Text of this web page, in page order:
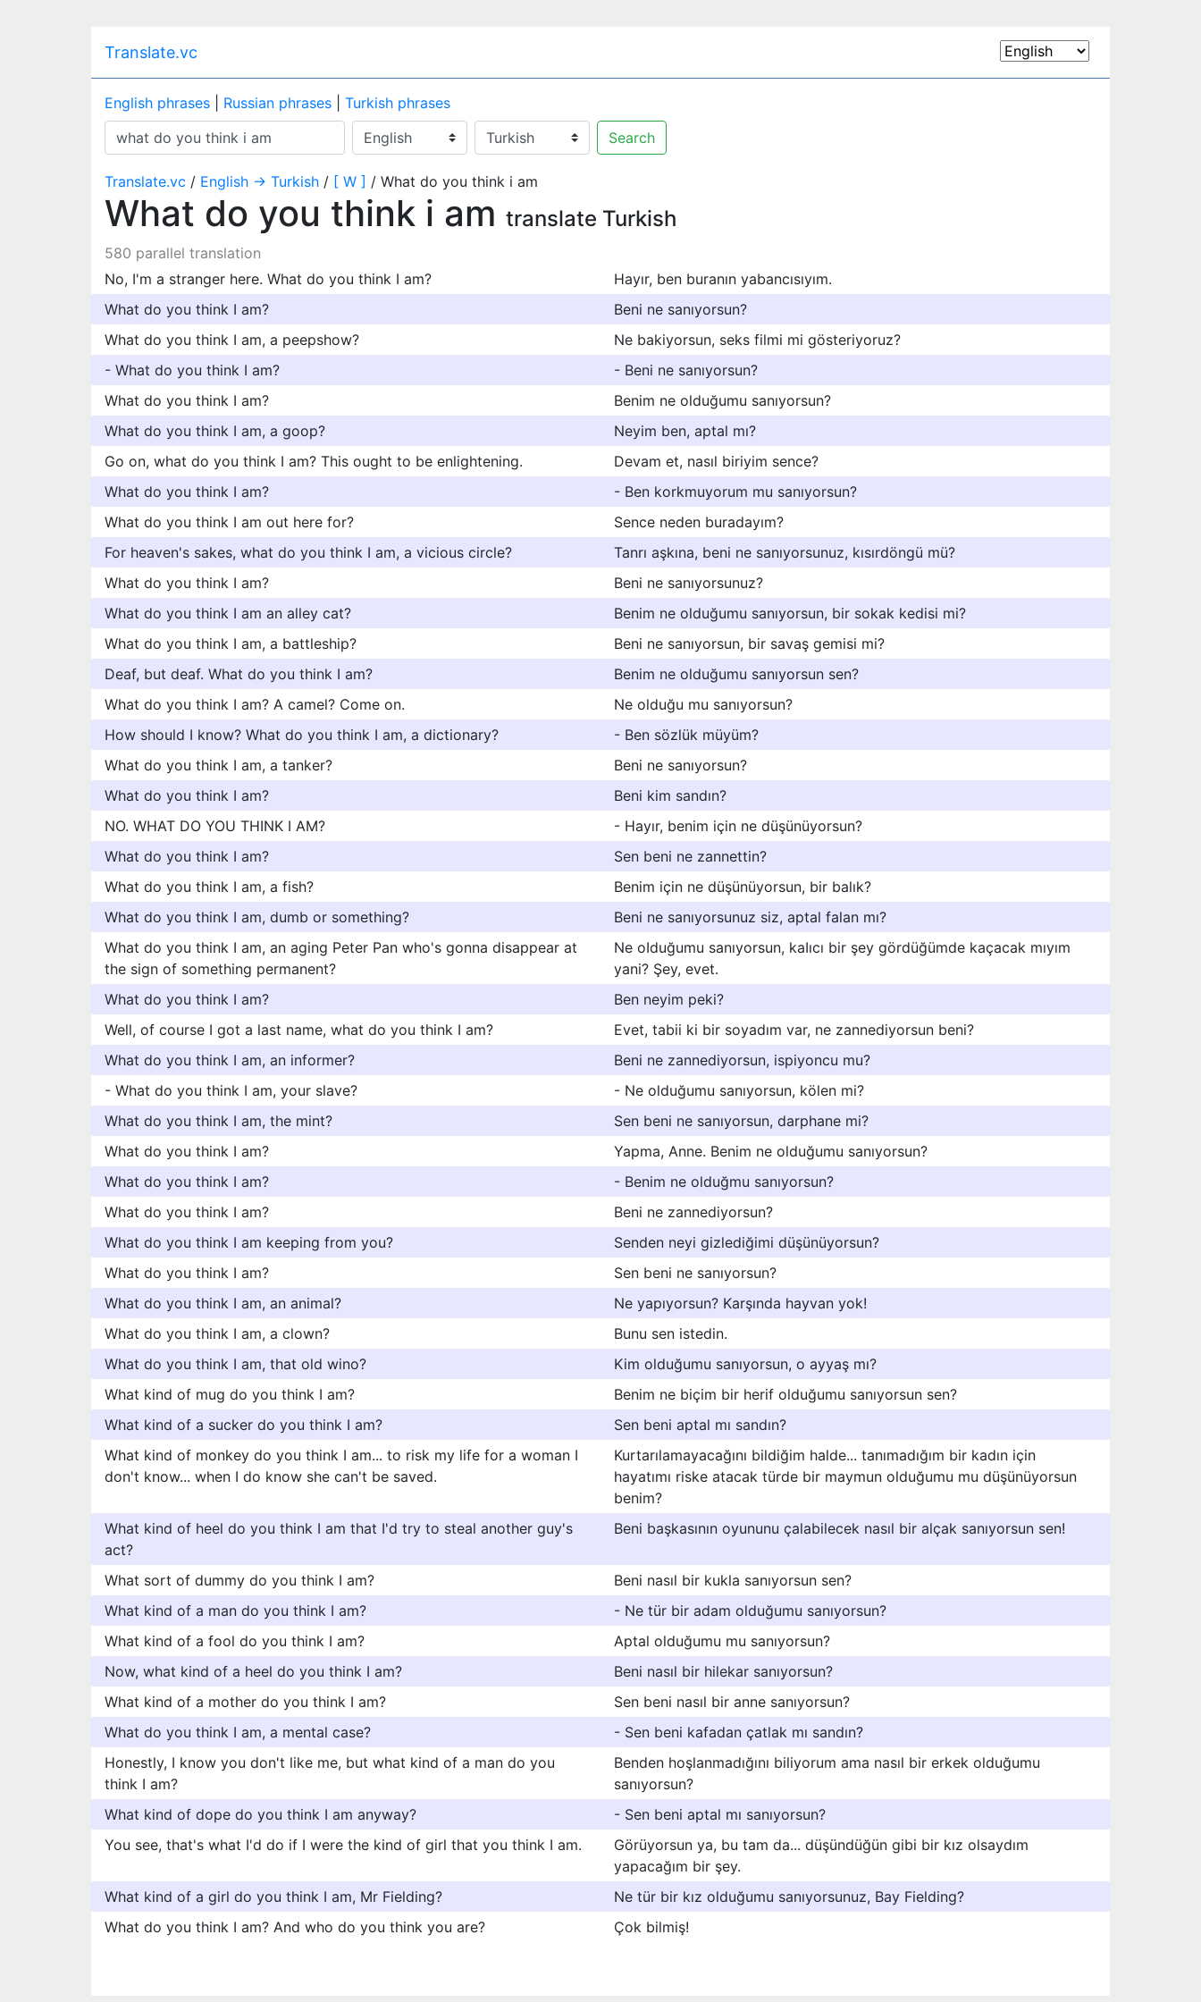
Translate.vc
English phrases Russian phrases
Turkish phrases
Search
Translate.vc / English → Turkish / [ W ] / What do you think i am
What do you think i am translate Turkish
580 parallel translation
No, I'm a stranger here. What do you think I am?
Hayır, ben buranın yabancısıyım.
What do you think I am?
Beni ne sanıyorsun?
What do you think I am, a peepshow?
Ne bakiyorsun, seks filmi mi gösteriyoruz?
- What do you think I am?
- Beni ne sanıyorsun?
What do you think I am?
Benim ne olduğumu sanıyorsun?
What do you think I am, a goop?
Neyim ben, aptal mı?
Go on, what do you think I am? This ought to be enlightening.
Devam et, nasıl biriyim sence?
What do you think I am?
- Ben korkmuyorum mu sanıyorsun?
What do you think I am out here for?
Sence neden buradayım?
For heaven's sakes, what do you think I am, a vicious circle?
Tanrı aşkına, beni ne sanıyorsunuz, kısırdöngü mü?
What do you think I am?
Beni ne sanıyorsunuz?
What do you think I am an alley cat?
Benim ne olduğumu sanıyorsun, bir sokak kedisi mi?
What do you think I am, a battleship?
Beni ne sanıyorsun, bir savaş gemisi mi?
Deaf, but deaf. What do you think I am?
Benim ne olduğumu sanıyorsun sen?
What do you think I am? A camel? Come on.
Ne olduğu mu sanıyorsun?
How should I know? What do you think I am, a dictionary?
- Ben sözlük müyüm?
What do you think I am, a tanker?
Beni ne sanıyorsun?
What do you think I am?
Beni kim sandın?
NO. WHAT DO YOU THINK I AM?
- Hayır, benim için ne düşünüyorsun?
What do you think I am?
Sen beni ne zannettin?
What do you think I am, a fish?
Benim için ne düşünüyorsun, bir balık?
What do you think I am, dumb or something?
Beni ne sanıyorsunuz siz, aptal falan mı?
What do you think I am, an aging Peter Pan who's gonna disappear at
the sign of something permanent?
Ne oIduğumu sanıyorsun, kaIıcı bir şey gördüğümde kaçacak mıyım
yani? Şey, evet.
What do you think I am?
Ben neyim peki?
Well, of course I got a last name, what do you think I am?
Evet, tabii ki bir soyadım var, ne zannediyorsun beni?
What do you think I am, an informer?
Beni ne zannediyorsun, ispiyoncu mu?
- What do you think I am, your slave?
- Ne olduğumu sanıyorsun, kölen mi?
What do you think I am, the mint?
Sen beni ne sanıyorsun, darphane mi?
What do you think I am?
Yapma, Anne. Benim ne olduğumu sanıyorsun?
What do you think I am?
- Benim ne olduğmu sanıyorsun?
What do you think I am?
Beni ne zannediyorsun?
What do you think I am keeping from you?
Senden neyi gizlediğimi düşünüyorsun?
What do you think I am?
Sen beni ne sanıyorsun?
What do you think I am, an animal?
Ne yapıyorsun? Karşında hayvan yok!
What do you think I am, a clown?
Bunu sen istedin.
What do you think I am, that old wino?
Kim olduğumu sanıyorsun, o ayyaş mı?
What kind of mug do you think I am?
Benim ne biçim bir herif olduğumu sanıyorsun sen?
What kind of a sucker do you think I am?
Sen beni aptal mı sandın?
What kind of monkey do you think I am... to risk my life for a woman I
don't know... when I do know she can't be saved.
Kurtarılamayacağını bildiğim halde... tanımadığım bir kadın için
hayatımı riske atacak türde bir maymun olduğumu mu düşünüyorsun
benim?
What kind of heel do you think I am that I'd try to steal another guy's
act?
Beni başkasının oyununu çalabilecek nasıl bir alçak sanıyorsun sen!
What sort of dummy do you think I am?
Beni nasıl bir kukla sanıyorsun sen?
What kind of a man do you think I am?
- Ne tür bir adam olduğumu sanıyorsun?
What kind of a fool do you think I am?
Aptal olduğumu mu sanıyorsun?
Now, what kind of a heel do you think I am?
Beni nasıl bir hilekar sanıyorsun?
What kind of a mother do you think I am?
Sen beni nasıl bir anne sanıyorsun?
What do you think I am, a mental case?
- Sen beni kafadan çatlak mı sandın?
Honestly, I know you don't like me, but what kind of a man do you
think I am?
Benden hoşlanmadığını biliyorum ama nasıl bir erkek olduğumu
sanıyorsun?
What kind of dope do you think I am anyway?
- Sen beni aptal mı sanıyorsun?
You see, that's what I'd do if I were the kind of girl that you think I am.
Görüyorsun ya, bu tam da... düşündüğün gibi bir kız olsaydım
yapacağım bir şey.
What kind of a girl do you think I am, Mr Fielding?
Ne tür bir kız olduğumu sanıyorsunuz, Bay Fielding?
What do you think I am? And who do you think you are?
Çok bilmiş!